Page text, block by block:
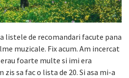
de recomandari facute pana
muzicale. Fix acum. Am incercat
erau foarte multe si imi era
sa fac o lista de 20. Si asa mi-a